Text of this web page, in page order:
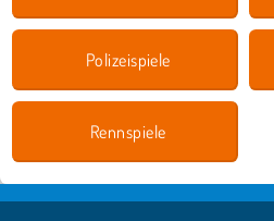
Polizeispiele
Rennspiele